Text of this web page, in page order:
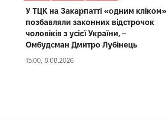
У ТЦК на Закарпатті «одним кліком»
позбавляли законних відстрочок
чоловіків з усієї України, –
Омбудсман Дмитро Лубінець
15:00, 8.08.2026